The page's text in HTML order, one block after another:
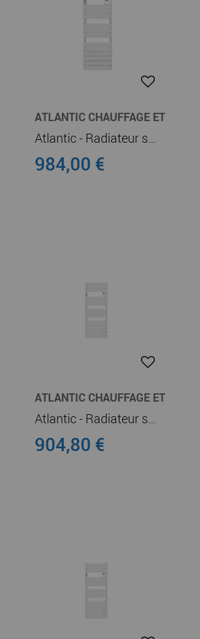
ATLANTIC CHAUFFAGE ET
Atlantic - Radiateur sèche-serviettes connecté Adelis digital étroit 1750W Blanc Carat (861936)
984,00 €
ATLANTIC CHAUFFAGE ET
Atlantic - Radiateur sèche-serviettes connecté Adelis digital 2000W Blanc Carat (861750)
904,80 €